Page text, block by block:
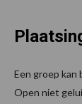
Een groep kan
Open niet